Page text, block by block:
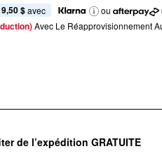
$ avec
ou
Avec Le Réapprovisionnement
de l’expédition GRATUITE